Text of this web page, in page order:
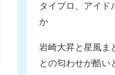
タイプロ、アイド
か
岩崎大昇と星風ま
との匂わせが酷い